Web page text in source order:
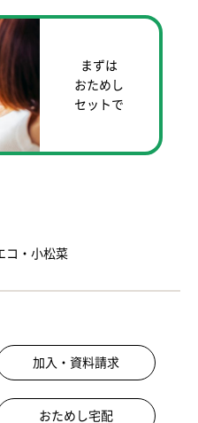
まずは
おためし
セットで
コ・小松菜
加入・資料請求
おためし宅配